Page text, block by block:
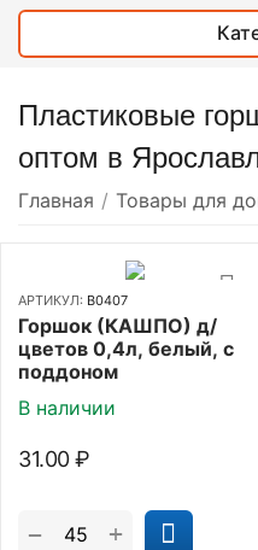
Пластиковые
оптом в
Главная / Товары для
АРТИКУЛ: В0407
Горшок (КАШПО) д/
цветов 0,4л, белый, с
поддоном
В наличии
31.00 ₽
+
−